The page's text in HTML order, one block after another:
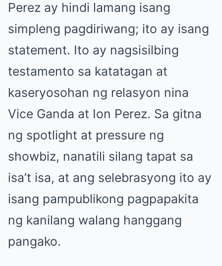
Perez ay hindi lamang isang
simpleng pagdiriwang; ito ay isang
statement. Ito ay nagsisilbing
testamento sa katatagan at
kaseryosohan ng relasyon nina
Vice Ganda at Ion Perez. Sa gitna
ng spotlight at pressure ng
showbiz, nanatili silang tapat sa
isa’t isa, at ang selebrasyong ito ay
isang pampublikong pagpapakita
ng kanilang walang hanggang
pangako.